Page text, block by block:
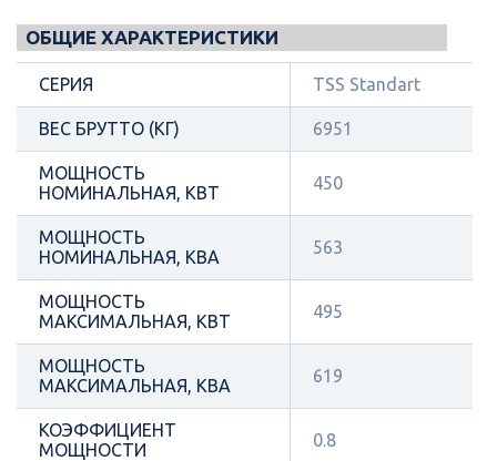
ОБЩИЕ ХАРАКТЕРИСТИКИ
СЕРИЯ TSS Standart
ВЕС БРУТТО (КГ) 6951
МОЩНОСТЬ
НОМИНАЛЬНАЯ, КВТ
450
МОЩНОСТЬ
НОМИНАЛЬНАЯ, КВА
563
МОЩНОСТЬ
МАКСИМАЛЬНАЯ, КВТ
495
МОЩНОСТЬ
МАКСИМАЛЬНАЯ, КВА
619
КОЭФФИЦИЕНТ
МОЩНОСТИ
0.8